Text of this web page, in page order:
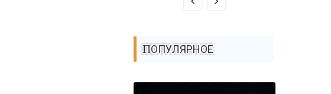
ПОПУЛЯРНОЕ